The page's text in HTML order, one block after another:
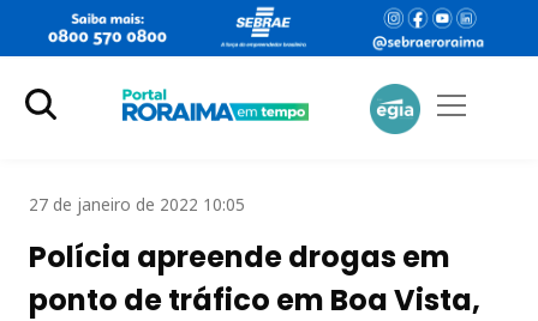
27 de janeiro de 2022 10:05
Polícia apreende drogas em
ponto de tráfico em Boa Vista,